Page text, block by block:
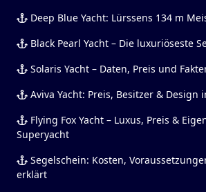
Deep Blue Yacht: Lürssens 134 m
Black Pearl Yacht – Die luxuriöseste
Solaris Yacht – Daten, Preis und
Aviva Yacht: Preis, Besitzer & Design
Flying Fox Yacht – Luxus, Preis &
Superyacht
Segelschein: Kosten,
erklärt